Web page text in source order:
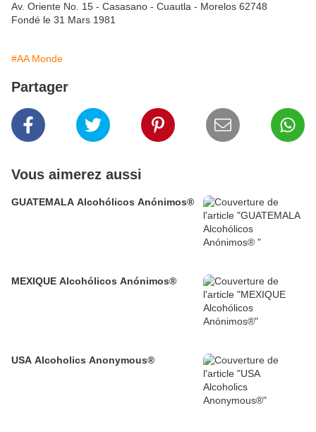
Av. Oriente No. 15 - Casasano - Cuautla - Morelos 62748
Fondé le 31 Mars 1981
#AA Monde
Partager
Vous aimerez aussi
GUATEMALA Alcohólicos Anónimos®
MEXIQUE Alcohólicos Anónimos®
USA Alcoholics Anonymous®